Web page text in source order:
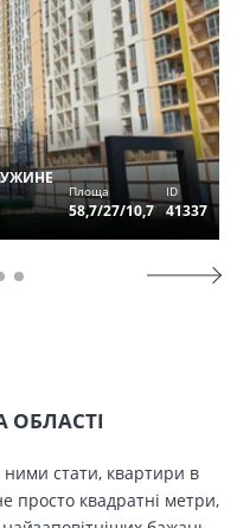
Площа
58,7/27/10,7
ID
41337
ОБЛАСТІ
ними стати, квартири в
просто квадратні метри,